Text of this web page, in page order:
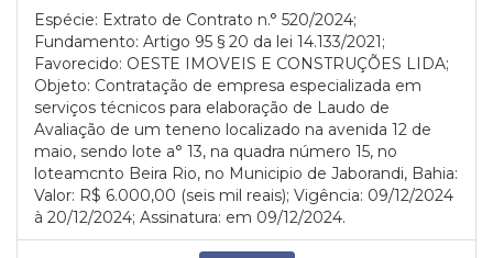
Espécie: Extrato de Contrato n.° 520/2024;
Fundamento: Artigo 95 § 20 da lei 14.133/2021;
Favorecido: OESTE IMOVEIS E CONSTRUÇÕES LIDA;
Objeto: Contratação de empresa especializada em
serviços técnicos para elaboração de Laudo de
Avaliação de um teneno localizado na avenida 12 de
maio, sendo lote a° 13, na quadra número 15, no
loteamcnto Beira Rio, no Municipio de Jaborandi, Bahia:
Valor: R$ 6.000,00 (seis mil reais); Vigência: 09/12/2024
à 20/12/2024; Assinatura: em 09/12/2024.